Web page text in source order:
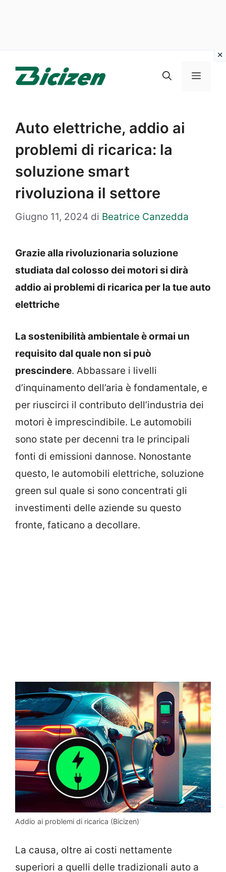
Menu
Auto elettriche, addio ai
problemi di ricarica: la
soluzione smart
rivoluziona il settore
Giugno 11, 2024 di Beatrice Canzedda
Grazie alla rivoluzionaria soluzione
studiata dal colosso dei motori si dirà
addio ai problemi di ricarica per la tue auto
elettriche
La sostenibilità ambientale è ormai un
requisito dal quale non si può
prescindere. Abbassare i livelli
d’inquinamento dell’aria è fondamentale, e
per riuscirci il contributo dell’industria dei
motori è imprescindibile. Le automobili
sono state per decenni tra le principali
fonti di emissioni dannose. Nonostante
questo, le automobili elettriche, soluzione
green sul quale si sono concentrati gli
investimenti delle aziende su questo
fronte, faticano a decollare.
Addio ai problemi di ricarica (Bicizen)
La causa, oltre ai costi nettamente
superiori a quelli delle tradizionali auto a